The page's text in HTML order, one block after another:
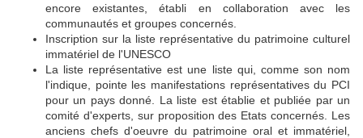
encore existantes, établi en collaboration avec les
communautés et groupes concernés.
Inscription sur la liste représentative du patrimoine culturel
immatériel de l'UNESCO
La liste représentative est une liste qui, comme son nom
l'indique, pointe les manifestations représentatives du PCI
pour un pays donné. La liste est établie et publiée par un
comité d'experts, sur proposition des Etats concernés. Les
anciens chefs d'oeuvre du patrimoine oral et immatériel,